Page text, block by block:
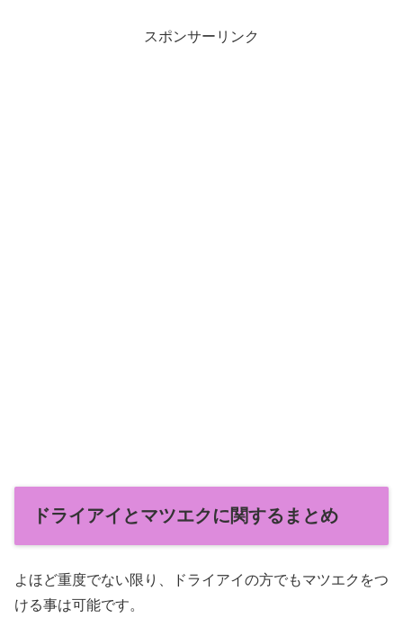
スポンサーリンク
ドライアイとマツエクに関するまとめ
よほど重度でない限り、ドライアイの方でもマツエクをつ
ける事は可能です。